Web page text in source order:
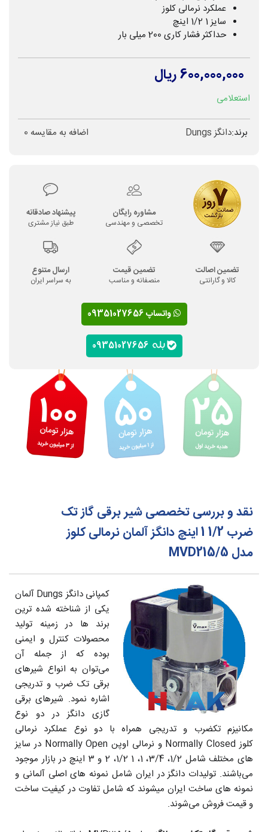
عملکرد نرمالی کلوز
سایز 1 1/2 اینچ
حداکثر فشار کاری 200 میلی بار
600,000,000 ریال
استعلامی
برند:دانگز Dungs اضافه به مقایسه 0
مشاوره رایگان
تخصصی و مهندسی
پیشنهاد صادقانه
طبق نیاز مشتری
تضمین اصالت
کالا و گارانتی
تضمین قیمت
منصفانه و مناسب
ارسال متنوع
به سراسر ایران
واتساپ 09351027656
نقد و بررسی تخصصی شیر برقی گاز تک
ضرب 1/2 1 اینچ دانگز آلمان نرمالی کلوز
مدل MVD215/5
کمپانی دانگز Dungs آلمان
یکی از شناخته شده ترین
برند ها در زمینه تولید
محصولات کنترل و ایمنی
بوده که از جمله آن
می‌توان به انواع شیرهای
برقی تک ضرب و تدریجی
اشاره نمود. شیرهای برقی
گازی دانگز در دو نوع
مکانیزم تکضرب و تدریجی همراه با دو نوع عملکرد نرمالی
کلوز Normally Closed و نرمالی اوپن Normally Open در سایز
های مختلف شامل 1/2، 3/4، 1، 1 1/2، 2 و 3 اینچ در بازار موجود
می‌باشند. تولیدات دانگز در ایران شامل نمونه های اصلی آلمانی و
نمونه های ساخت ایران میشوند که شامل تفاوت در کیفیت ساخت
و قیمت فروش می‌شوند.